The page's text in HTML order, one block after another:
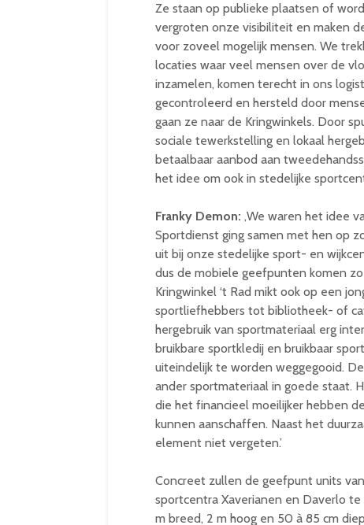
Ze staan op publieke plaatsen of
vergroten onze visibiliteit en maken
voor zoveel mogelijk mensen. We
locaties waar veel mensen over de
inzamelen, komen terecht in ons
gecontroleerd en hersteld door
gaan ze naar de Kringwinkels. Door
sociale tewerkstelling en lokaal
betaalbaar aanbod aan
het idee om ook in stedelijke
Franky Demon: ,We waren het idee
Sportdienst ging samen met hen op
uit bij onze stedelijke sport- en
dus de mobiele geefpunten komen
Kringwinkel ‘t Rad mikt ook op een
sportliefhebbers tot bibliotheek- of
hergebruik van sportmateriaal erg
bruikbare sportkledij en bruikbaar
uiteindelijk te worden weggegooid.
ander sportmateriaal in goede staat.
die het financieel moeilijker hebben
kunnen aanschaffen. Naast het
element niet vergeten.’
Concreet zullen de geefpunt units
sportcentra Xaverianen en Daverlo te
m breed, 2 m hoog en 50 à 85 cm